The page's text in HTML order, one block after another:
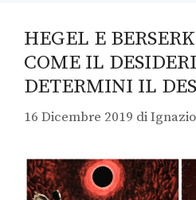
HEGEL E
COME IL
DETERMINI IL
16 Dicembre 2019 di